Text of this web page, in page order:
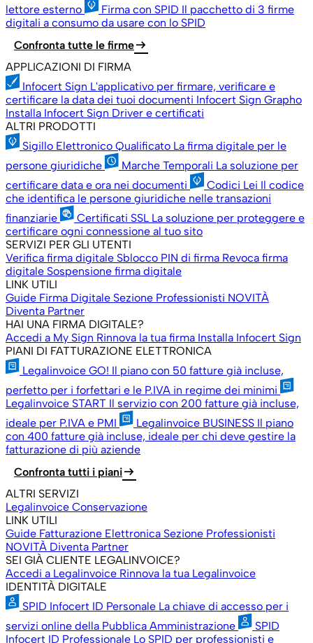
lettore esterno
Firma con SPID Il pacchetto di 3 firme
digitali a consumo da usare con lo SPID
Confronta tutte le firmearrow_right_alt
APPLICAZIONI DI FIRMA
Infocert Sign L'applicativo per firmare, verificare e
certificare la data dei tuoi documenti Infocert Sign Grapho
Installa Infocert Sign Driver e certificati
ALTRI PRODOTTI
Sigillo Elettronico Qualificato La firma digitale per le
persone giuridiche
Marche Temporali La soluzione per
certificare data e ora nei documenti
Codici Lei Il codice
che identifica le persone giuridiche nelle transazioni
finanziarie
Certificati SSL La soluzione per proteggere e
certificare ogni connessione al tuo sito
SERVIZI PER GLI UTENTI
Verifica firma digitale Sblocco PIN di firma Revoca firma
digitale Sospensione firma digitale
LINK UTILI
Guide Firma Digitale Sezione Professionisti NOVITÀ
Diventa Partner
HAI UNA FIRMA DIGITALE?
Accedi a My Sign Rinnova la tua firma Installa Infocert Sign
PIANI DI FATTURAZIONE ELETTRONICA
Legalinvoice GO! Il piano con 50 fatture già incluse,
perfetto per i forfettari e le P.IVA in regime dei minimi
Legalinvoice START Il servizio con 200 fatture già incluse,
ideale per P.IVA e PMI
Legalinvoice BUSINESS Il piano
con 400 fatture già incluse, ideale per chi deve gestire la
fatturazione di più aziende
Confronta tutti i pianiarrow_right_alt
ALTRI SERVIZI
Legalinvoice Conservazione
LINK UTILI
Guide Fatturazione Elettronica Sezione Professionisti
NOVITÀ Diventa Partner
SEI GIÀ CLIENTE LEGALINVOICE?
Accedi a Legalinvoice Rinnova la tua Legalinvoice
IDENTITÀ DIGITALE
SPID Infocert ID Personale La chiave di accesso per i
servizi online della Pubblica Amministrazione
SPID
Infocert ID Professionale Lo SPID per professionisti e